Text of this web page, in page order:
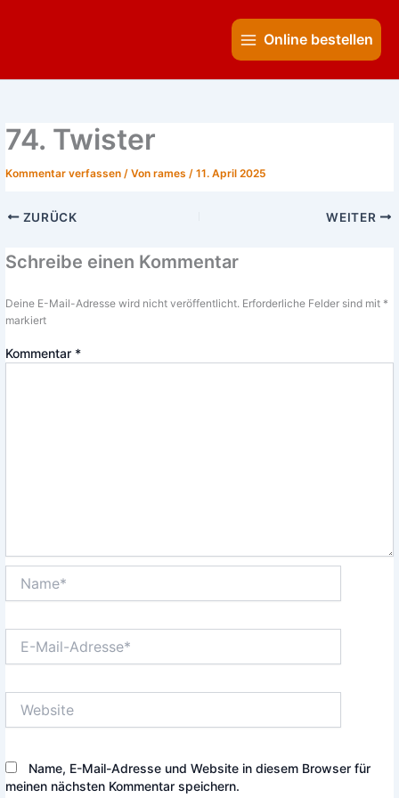
MenuOnline bestellen
74. Twister
Kommentar verfassen / Vonrames/11. April 2025
ZURÜCK WEITER
Schreibe einen Kommentar
Deine E-Mail-Adresse wird nicht veröffentlicht. Erforderliche Felder sind mit *
markiert
Kommentar *
Mail-
Name, E-Mail-Adresse und Website in diesem Browser für
meinen nächsten Kommentar speichern.